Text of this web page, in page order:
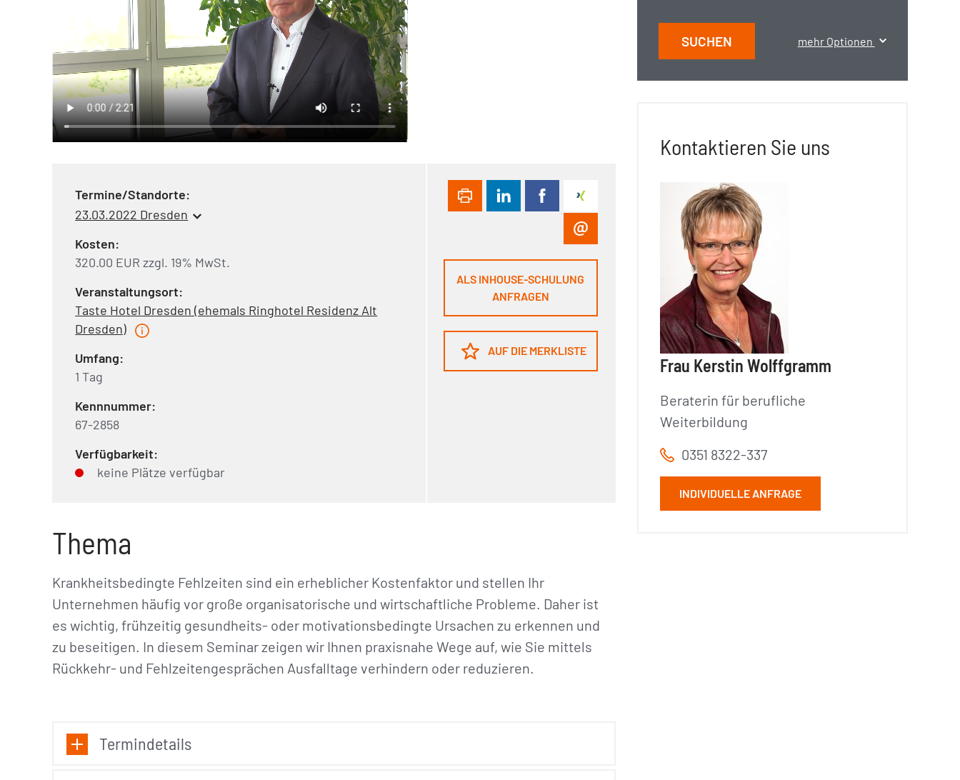
Termine/Standorte:
23.03.2022 Dresden
Kosten:
320.00 EUR zzgl. 19% MwSt.
Veranstaltungsort:
Taste Hotel Dresden (ehemals Ringhotel Residenz Alt
Dresden)
Umfang:
1 Tag
Kennnummer:
67-2858
Verfügbarkeit:
keine Plätze verfügbar
ALS INHOUSE-SCHULUNG
ANFRAGEN
AUF DIE MERKLISTE
Thema
Krankheitsbedingte Fehlzeiten sind ein erheblicher Kostenfaktor und stellen Ihr
Unternehmen häufig vor große organisatorische und wirtschaftliche Probleme. Daher ist
es wichtig, frühzeitig gesundheits- oder motivationsbedingte Ursachen zu erkennen und
zu beseitigen. In diesem Seminar zeigen wir Ihnen praxisnahe Wege auf, wie Sie mittels
Rückkehr- und Fehlzeitengesprächen Ausfalltage verhindern oder reduzieren.
Termindetails
SUCHEN mehr Optionen
Kontaktieren Sie uns
Frau Kerstin Wolffgramm
Beraterin für berufliche
Weiterbildung
0351 8322-337
INDIVIDUELLE ANFRAGE